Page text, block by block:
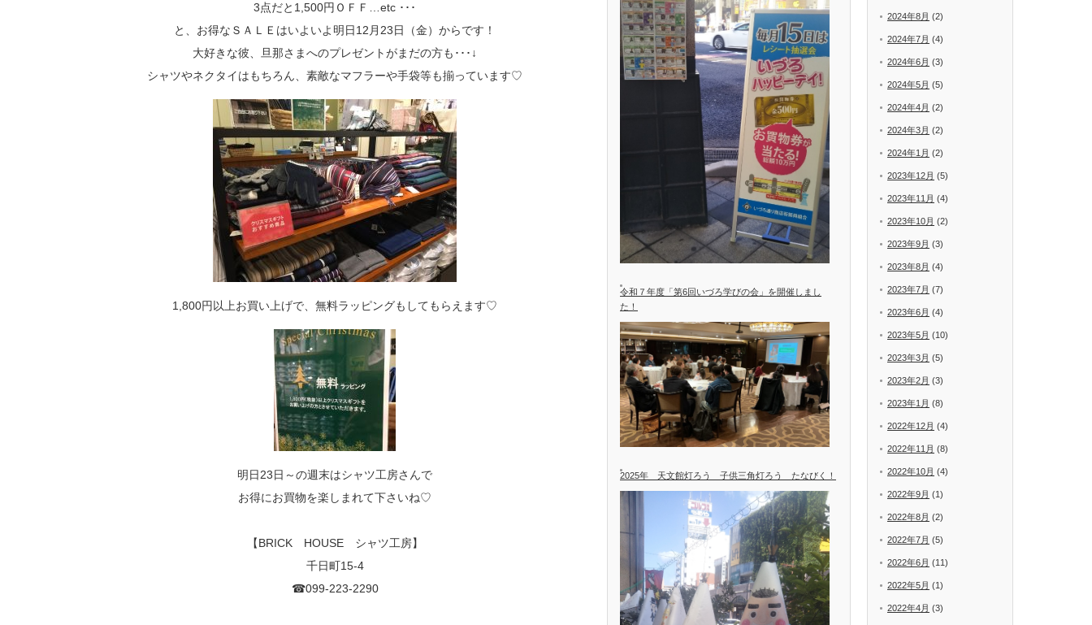
3点だと1,500円ＯＦＦ…etc ･･･
と、お得なＳＡＬＥはいよいよ明日12月23日（金）からです！
大好きな彼、旦那さまへのプレゼントがまだの方も･･･↓
シャツやネクタイはもちろん、素敵なマフラーや手袋等も揃っています♡
1,800円以上お買い上げで、無料ラッピングもしてもらえます♡
明日23日～の週末はシャツ工房さんで
お得にお買物を楽しまれて下さいね♡
【BRICK HOUSE シャツ工房】
千日町15-4
☎099-223-2290
令和７年度「第6回いづろ学びの会」を開催しまし
た！
2025年 天文館灯ろう 子供三角灯ろう たなびく！
2024年8月 (2)
2024年7月 (4)
2024年6月 (3)
2024年5月 (5)
2024年4月 (2)
2024年3月 (2)
2024年1月 (2)
2023年12月 (5)
2023年11月 (4)
2023年10月 (2)
2023年9月 (3)
2023年8月 (4)
2023年7月 (7)
2023年6月 (4)
2023年5月 (10)
2023年3月 (5)
2023年2月 (3)
2023年1月 (8)
2022年12月 (4)
2022年11月 (8)
2022年10月 (4)
2022年9月 (1)
2022年8月 (2)
2022年7月 (5)
2022年6月 (11)
2022年5月 (1)
2022年4月 (3)